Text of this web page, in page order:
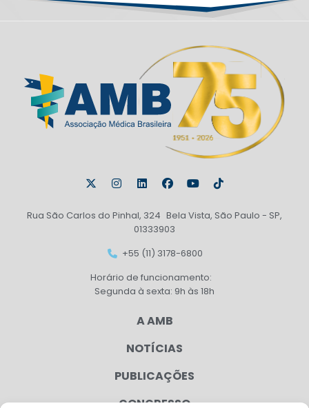
Rua São Carlos do Pinhal, 324 Bela Vista, São Paulo - SP,
01333903
+55 (11) 3178-6800
Horário de funcionamento:
Segunda à sexta: 9h às 18h
A AMB
NOTÍCIAS
PUBLICAÇÕES
CONGRESSO